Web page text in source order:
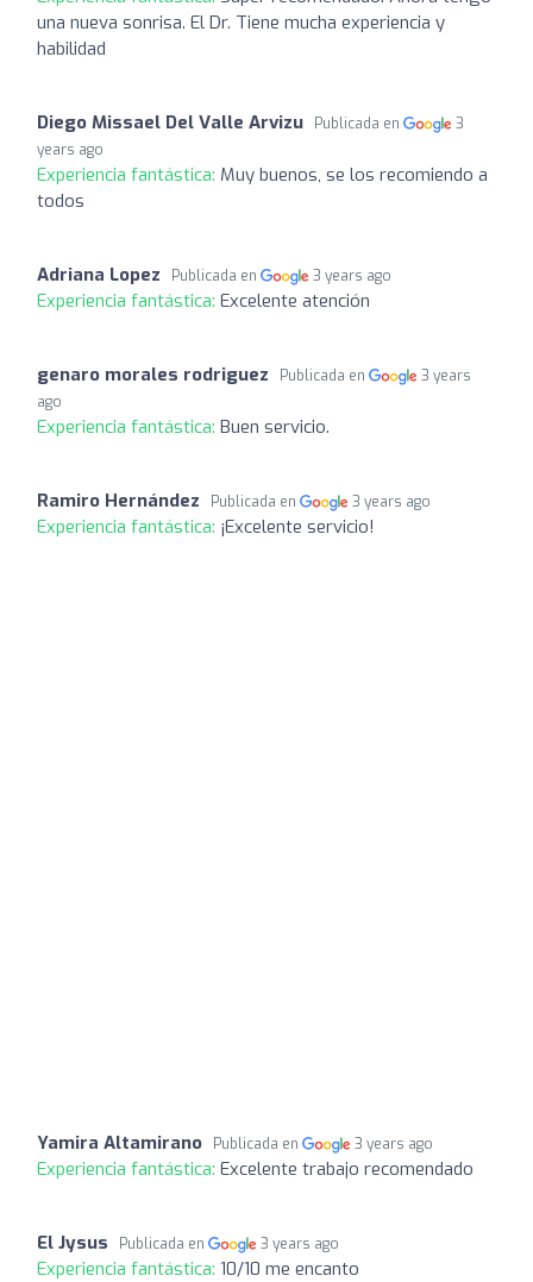
una nueva sonrisa. El Dr. Tiene mucha experiencia y
habilidad
Diego Missael Del Valle Arvizu Publicada en
3
years ago
Experiencia fantástica: Muy buenos, se los recomiendo a
todos
Adriana Lopez Publicada en 3 years ago
Experiencia fantástica: Excelente atención
genaro morales rodriguez Publicada en
3 years
ago
Experiencia fantástica: Buen servicio.
Ramiro Hernández Publicada en 3 years ago
Experiencia fantástica: ¡Excelente servicio!
Yamira Altamirano Publicada en 3 years ago
Experiencia fantástica: Excelente trabajo recomendado
El Jysus Publicada en 3 years ago
Experiencia fantástica: 10/10 me encanto